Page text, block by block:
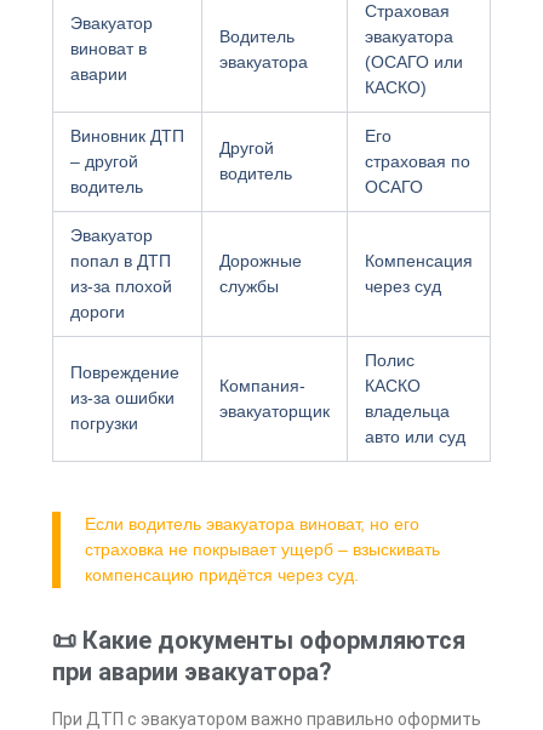
Эвакуатор
виноват в
аварии
Водитель
эвакуатора
Страховая
эвакуатора
(ОСАГО или
КАСКО)
Виновник ДТП
– другой
водитель
Другой
водитель
Его
страховая по
ОСАГО
Эвакуатор
попал в ДТП
из-за плохой
дороги
Дорожные
службы
Компенсация
через суд
Повреждение
из-за ошибки
погрузки
Компания-
эвакуаторщик
Полис
КАСКО
владельца
авто или суд
Если водитель эвакуатора виноват, но его
страховка не покрывает ущерб – взыскивать
компенсацию придётся через суд.
📜 Какие документы оформляются
при аварии эвакуатора?
При ДТП с эвакуатором важно правильно оформить